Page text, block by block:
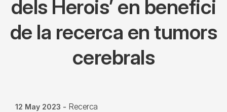
dels Herois’ en benefici
de la recerca en tumors
cerebrals
12 May 2023 - Recerca